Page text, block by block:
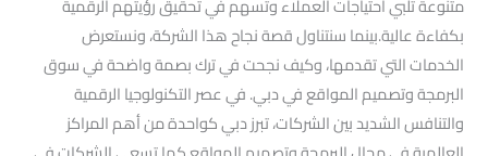
بكفاءة عالية.بينما سنتناول قصة نجاح هذا الشركة، ونستعرض
الخدمات التي تقدمها، وكيف نجحت في ترك بصمة واضحة في سوق
البرمجة وتصميم المواقع في دبي. في عصر التكنولوجيا الرقمية
والتنافس الشديد بين الشركات، تبرز دبي كواحدة من أهم المراكز